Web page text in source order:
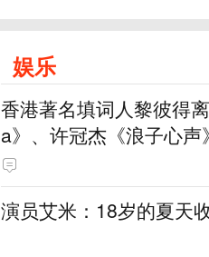
娱乐
香港著名填词人黎彼得
a》、许冠杰《浪子心
演员艾米：18岁的夏天